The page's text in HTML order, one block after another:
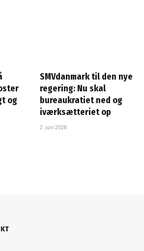
og
SMVdanmark til den nye
regering: Nu skal
bureaukratiet ned og
iværksætteriet op
2. juni 2026